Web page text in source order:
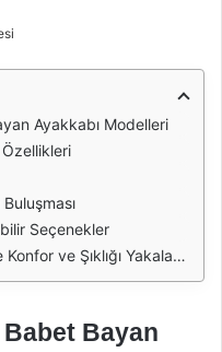
Ayakkabı Modelleri
Seçenekler
ve Şıklığı Yakalayın
Bayan